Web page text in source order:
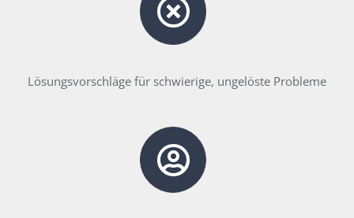
Lösungsvorschläge für schwierige, ungelöste Probleme